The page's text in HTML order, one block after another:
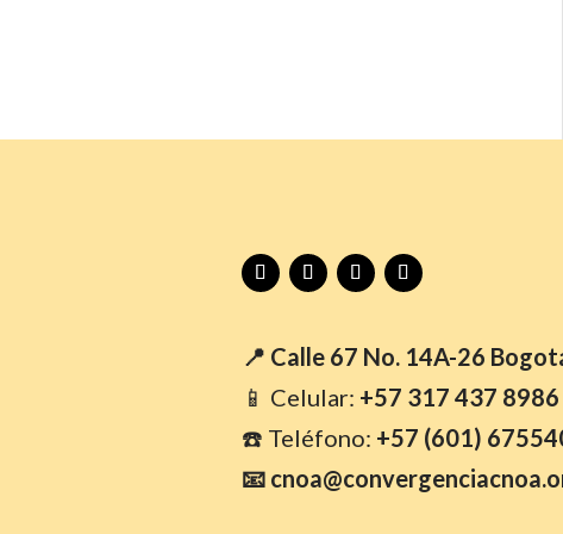
📍 Calle 67 No. 14A-26
📱 Celular: +57 317 437 8986
☎️ Teléfono: +57 (601)
📧